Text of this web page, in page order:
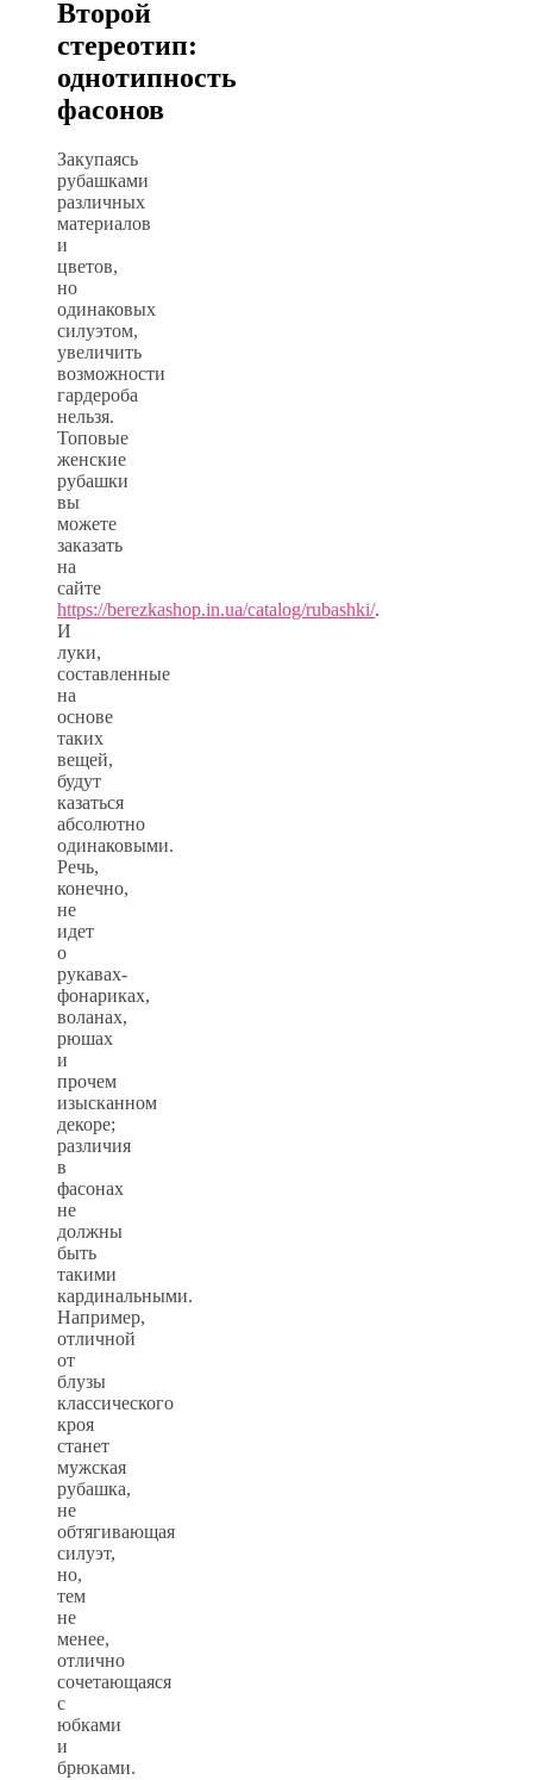
Второй
стереотип:
однотипность
фасонов
Закупаясь
рубашками
различных
материалов
и
цветов,
но
одинаковых
силуэтом,
увеличить
возможности
гардероба
нельзя.
Топовые
женские
рубашки
вы
можете
заказать
на
сайте
https://berezkashop.in.ua/catalog/rubashki/.
И
луки,
составленные
на
основе
таких
вещей,
будут
казаться
абсолютно
одинаковыми.
Речь,
конечно,
не
идет
о
рукавах-
фонариках,
воланах,
рюшах
и
прочем
изысканном
декоре;
различия
в
фасонах
не
должны
быть
такими
кардинальными.
Например,
отличной
от
блузы
классического
кроя
станет
мужская
рубашка,
не
обтягивающая
силуэт,
но,
тем
не
менее,
отлично
сочетающаяся
с
юбками
и
брюками.